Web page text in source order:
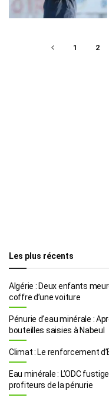
1 2
Les plus récents
Algérie : Deux enfants
coffre d’une voiture
Pénurie d’eau minérale :
bouteilles saisies à Nabeul
Climat : Le renforcement
Eau minérale : L’ODC
profiteurs de la pénurie